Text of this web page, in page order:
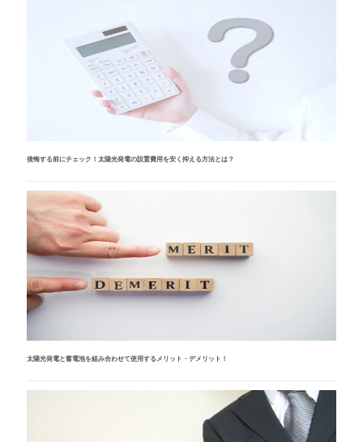
後悔する前にチェック！太陽光発電の設置費用を安く抑える方法とは？
太陽光発電と蓄電池を組み合わせて使用するメリット・デメリット！